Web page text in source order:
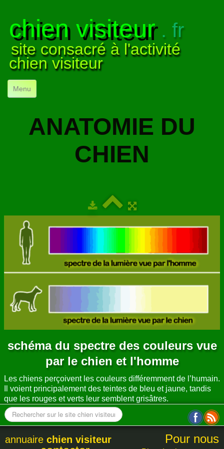
chien visiteur. fr
site consacré à l'activité
chien visiteur
Menu
NOS VISITES
VISUELS▼
ANNUAIRE
CONTACT
ANATOMIE DU
CHIEN
schéma du spectre des couleurs vue
par le chien et l'homme
Les chiens perçoivent les couleurs différemment de l’humain.
Il voient principalement des teintes de bleu et jaune, tandis
que les rouges et verts leur semblent grisâtres.
annuaire chien visiteur
Pour nous